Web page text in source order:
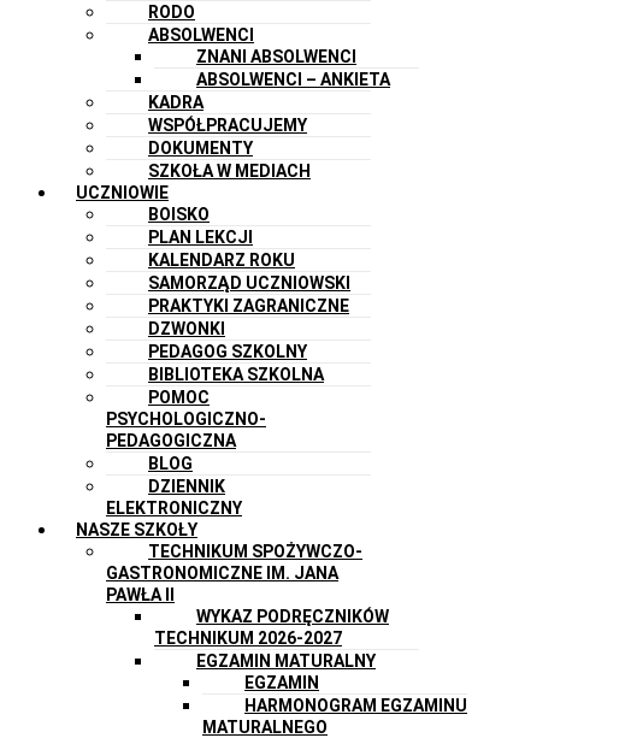
RODO
ABSOLWENCI
ZNANI ABSOLWENCI
ABSOLWENCI – ANKIETA
KADRA
WSPÓŁPRACUJEMY
DOKUMENTY
SZKOŁA W MEDIACH
UCZNIOWIE
BOISKO
PLAN LEKCJI
KALENDARZ ROKU
SAMORZĄD UCZNIOWSKI
PRAKTYKI ZAGRANICZNE
DZWONKI
PEDAGOG SZKOLNY
BIBLIOTEKA SZKOLNA
POMOC
PSYCHOLOGICZNO-
PEDAGOGICZNA
BLOG
DZIENNIK
ELEKTRONICZNY
NASZE SZKOŁY
TECHNIKUM SPOŻYWCZO-
GASTRONOMICZNE IM. JANA
PAWŁA II
WYKAZ PODRĘCZNIKÓW
TECHNIKUM 2026-2027
EGZAMIN MATURALNY
EGZAMIN
HARMONOGRAM EGZAMINU
MATURALNEGO